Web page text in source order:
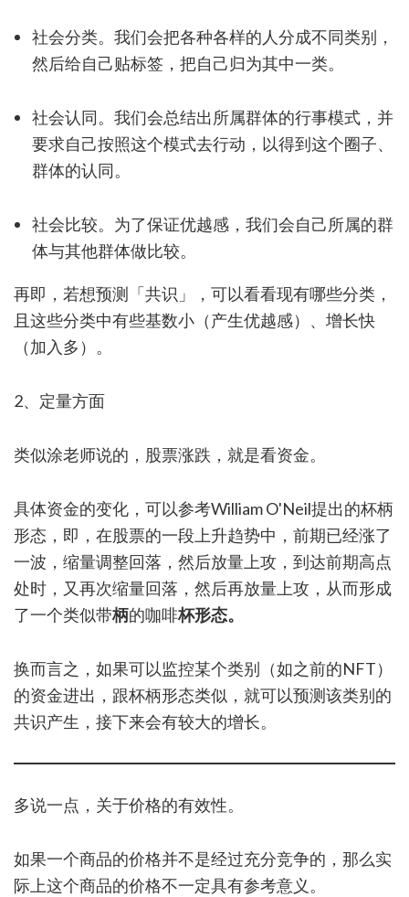
社会分类。我们会把各种各样的人分成不同类别，
然后给自己贴标签，把自己归为其中一类。
社会认同。我们会总结出所属群体的行事模式，并
要求自己按照这个模式去行动，以得到这个圈子、
群体的认同。
社会比较。为了保证优越感，我们会自己所属的群
体与其他群体做比较。
再即，若想预测「共识」，可以看看现有哪些分类，
且这些分类中有些基数小（产生优越感）、增长快
（加入多）。
2、定量方面
类似涂老师说的，股票涨跌，就是看资金。
具体资金的变化，可以参考William O'Neil提出的杯柄
形态，即，在股票的一段上升趋势中，前期已经涨了
一波，缩量调整回落，然后放量上攻，到达前期高点
处时，又再次缩量回落，然后再放量上攻，从而形成
了一个类似带柄的咖啡杯形态。
换而言之，如果可以监控某个类别（如之前的NFT）
的资金进出，跟杯柄形态类似，就可以预测该类别的
共识产生，接下来会有较大的增长。
多说一点，关于价格的有效性。
如果一个商品的价格并不是经过充分竞争的，那么实
际上这个商品的价格不一定具有参考意义。